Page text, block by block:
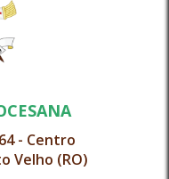
- Centro
Velho (RO)